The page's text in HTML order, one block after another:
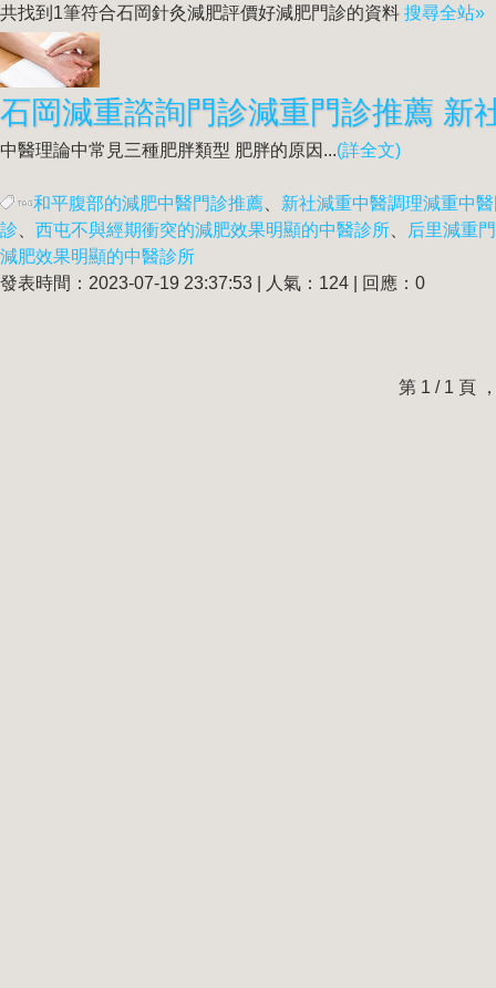
共找到1筆符合石岡針灸減肥評價好減肥門診的資料 搜尋全站»
中醫理論中常見三種肥胖類型 肥胖的原因...(詳全文)
和平腹部的減肥中醫門診推薦
新社減重中醫調理減重中
診
西屯不與經期衝突的減肥效果明顯的中醫診所
后里減重
減肥效果明顯的中醫診所
發表時間：2023-07-19 23:37:53 | 人氣：124 | 回應：0
第 1 / 1